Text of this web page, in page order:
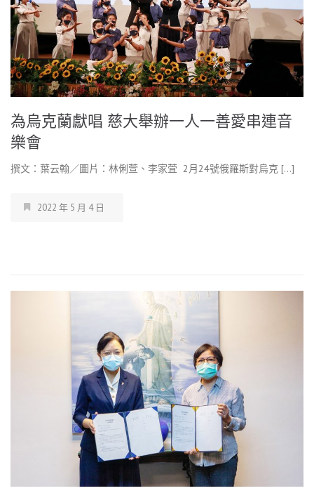
為烏克蘭獻唱 慈大舉辦一人一善愛串連音
樂會
撰文：葉云翰／圖片：林俐萱、李家萓 2月24號俄羅斯對烏克 […]
2022 年 5 月 4 日